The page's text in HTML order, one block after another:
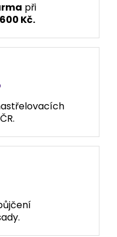
při
Kč.